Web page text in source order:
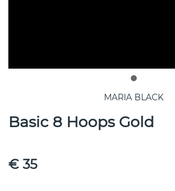
MARIA BLACK
Basic 8 Hoops Gold
€ 35